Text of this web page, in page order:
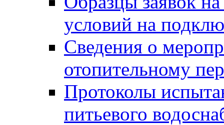
условий на
Сведения о
отопительному
Протоколы
питьевого